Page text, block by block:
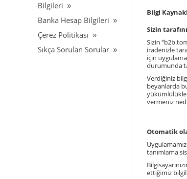
Bilgileri
Banka Hesap Bilgileri
Çerez Politikası
Sıkça Sorulan Sorular
Bilgi
Sizin
Sizin “
iradenizle
için
durumunda
Verdiğiniz
beyanlarda
vermeniz
Otomatik
tanımlama
ettiğimiz